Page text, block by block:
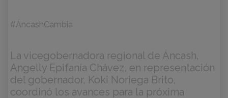
#ÁncashCambia
La vicegobernadora regional de Áncash,
Angelly Epifanía Chávez, en representación
del gobernador, Koki Noriega Brito,
coordinó los avances para la próxima